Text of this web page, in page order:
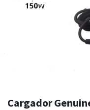
Cargador